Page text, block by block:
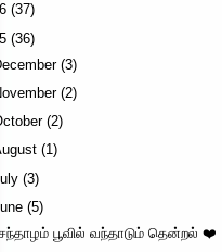
(37)
(36)
(3)
(2)
(2)
(1)
(3)
(5)
பூவில் வந்தாடும் தென்றல் ❤️